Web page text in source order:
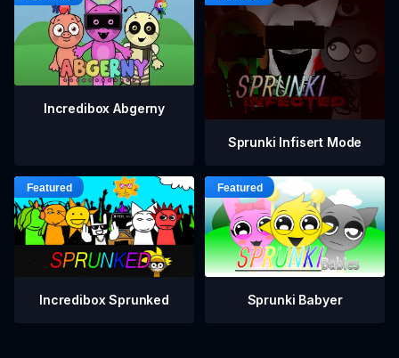
Incredibox Abgerny
Sprunki Infisert Mode
Incredibox Sprunked Sprunki Babyer